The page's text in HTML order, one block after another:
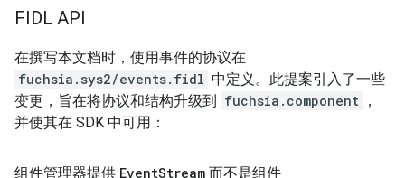
FIDL API
在撰写本文档时，使用事件的协议在
fuchsia.sys2/events.fidl 中定义。此提案引入了一些
变更，旨在将协议和结构升级到
fuchsia.component ，
并使其在 SDK 中可用：
组件管理器提供 EventStream 而不是组件